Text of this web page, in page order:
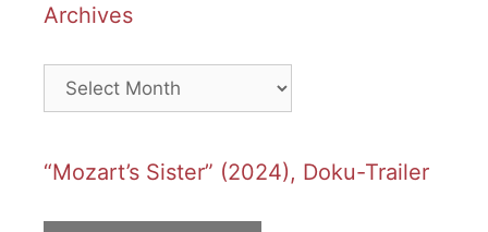
Archives
Archives
“Mozart’s Sister” (2024), Doku-Trailer